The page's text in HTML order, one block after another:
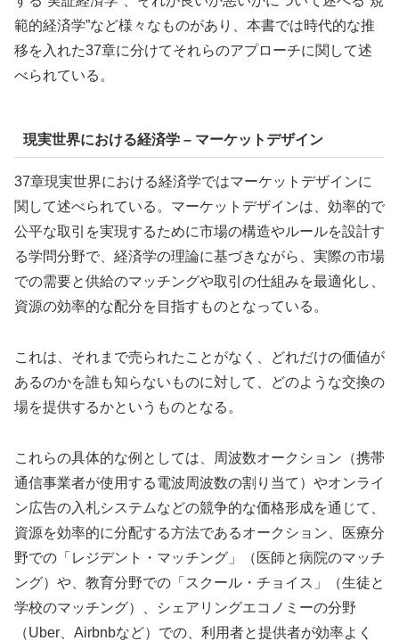
範的経済学”など様々なものがあり、本書では時代的な推
移を入れた37章に分けてそれらのアプローチに関して述
べられている。
現実世界における経済学 – マーケットデザイン
37章現実世界における経済学ではマーケットデザインに
関して述べられている。 マーケットデザインは、効率的で
公平な取引を実現するために市場の構造やルールを設計す
る学問分野で、経済学の理論に基づきながら、実際の市場
での需要と供給のマッチングや取引の仕組みを最適化し、
資源の効率的な配分を目指すものとなっている。
これは、それまで売られたことがなく、どれだけの価値が
あるのかを誰も知らないものに対して、どのような交換の
場を提供するかというものとなる。
これらの具体的な例としては、
周波数オークション（携帯
通信事業者が使用する電波周波数の割り当て）やオンライ
ン広告の入札システムなどの競争的な価格形成を通じて、
資源を効率的に分配する方法であるオークション、医療分
野での「レジデント・マッチング」（医師と病院のマッチ
ング）や、教育分野での「スクール・チョイス」（生徒と
学校のマッチング）、シェアリングエコノミーの分野
（Uber、Airbnbなど）での、利用者と提供者が効率よく